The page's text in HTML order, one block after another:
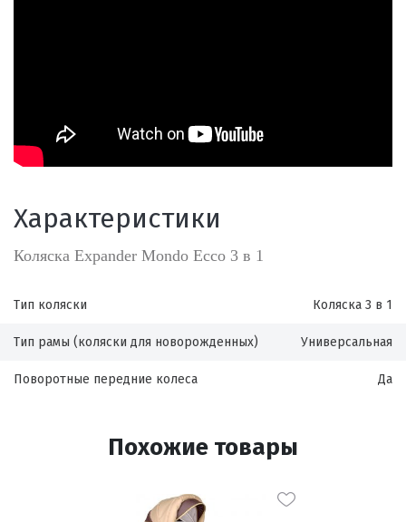
Характеристики
Коляска Expander Mondo Ecco 3 в 1
Тип коляски Коляска 3 в 1
Тип рамы (коляски для новорожденных) Универсальная
Поворотные передние колеса Да
Похожие товары